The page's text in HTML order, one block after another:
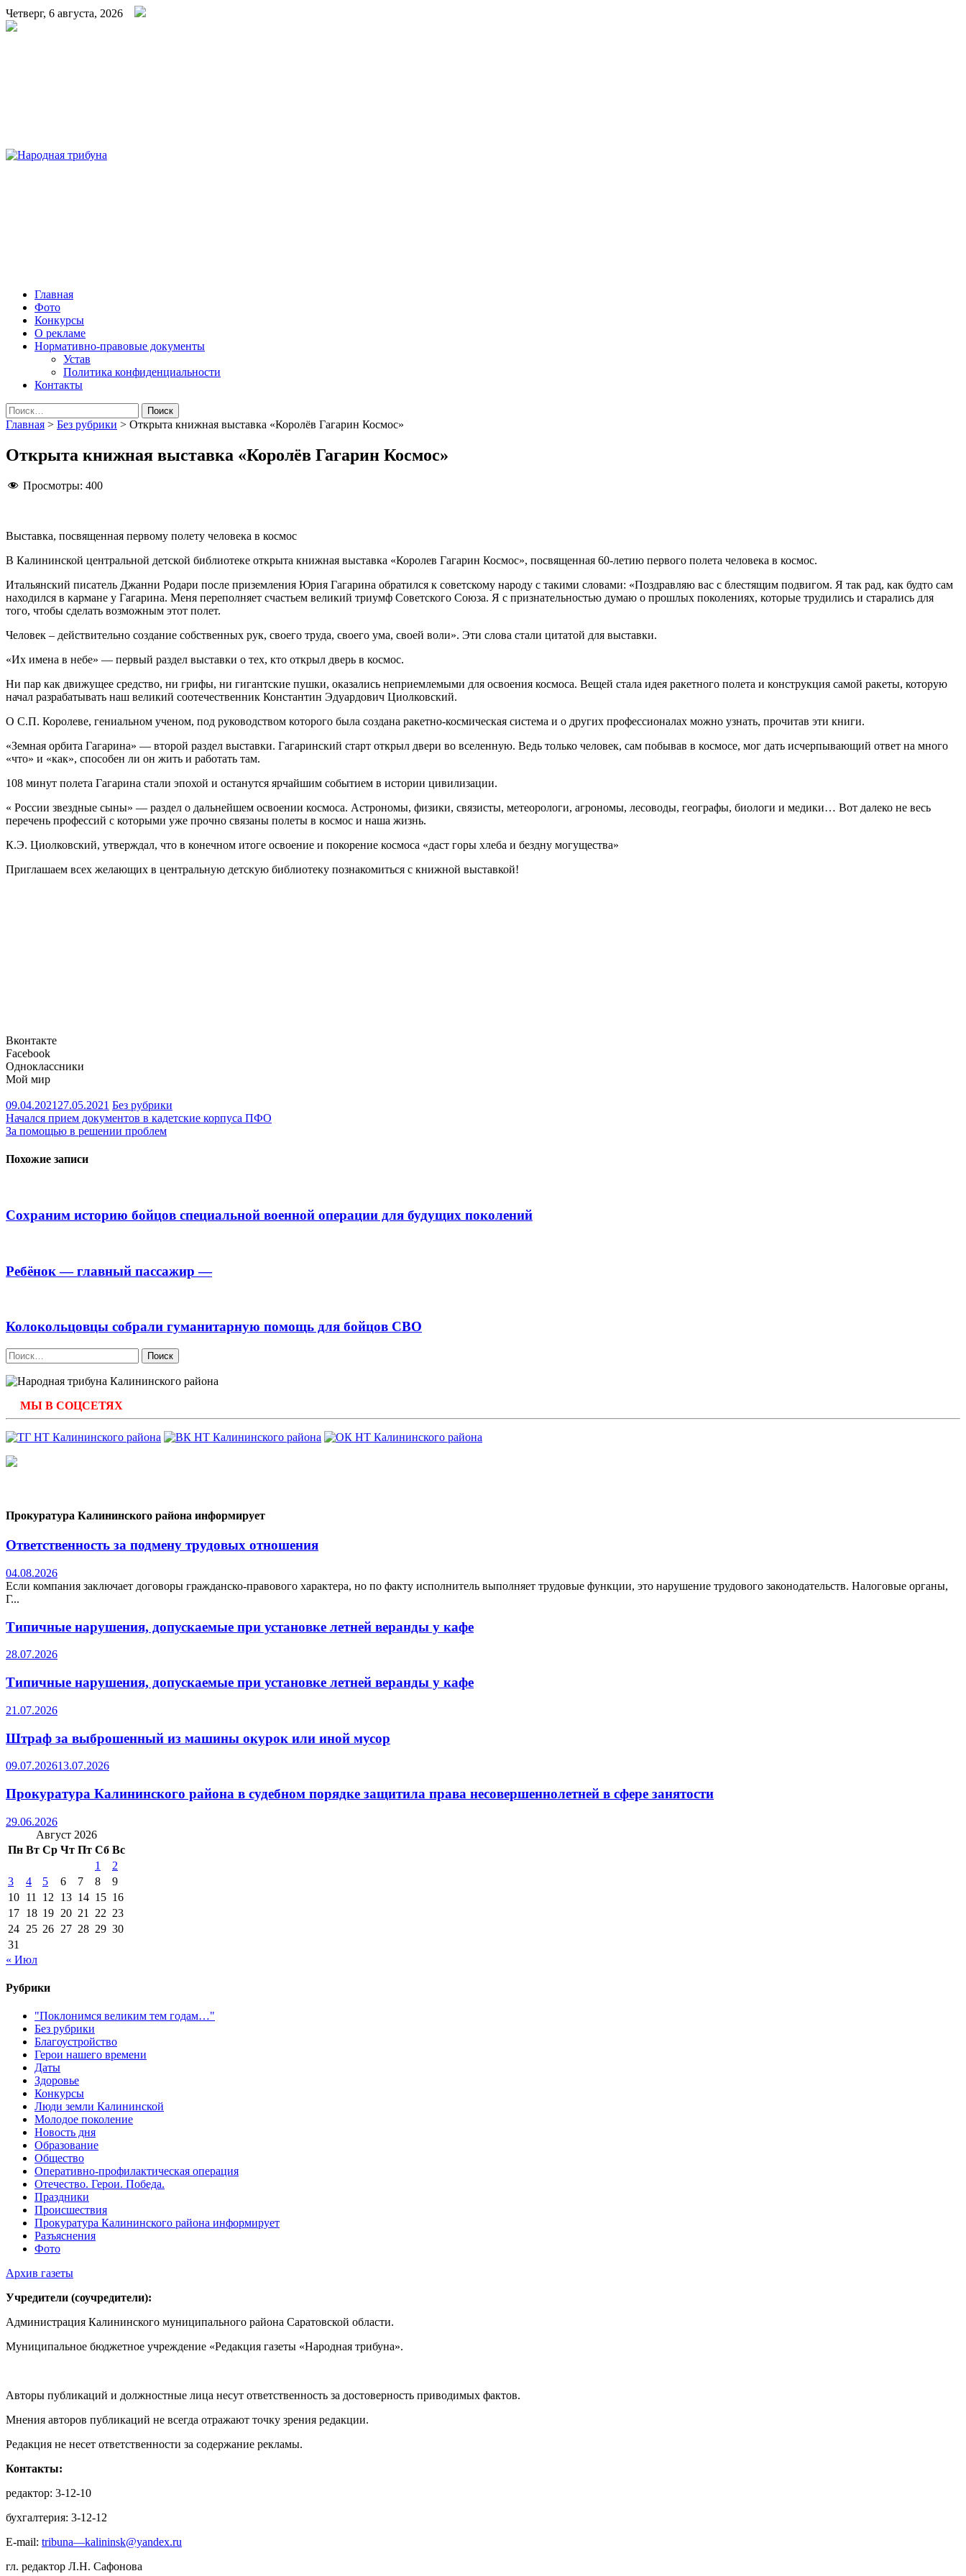
Четверг, 6 августа, 2026
Народная трибуна
Калининская районная газета
Главная
Фото
Конкурсы
О рекламе
Нормативно-правовые документы
Устав
Политика конфиденциальности
Контакты
Найти:
Главная > Без рубрики > Открыта книжная выставка «Королёв Гагарин Космос»
Открыта книжная выставка «Королёв Гагарин Космос»
Просмотры: 400
Выставка, посвященная первому полету человека в космос
В Калининской центральной детской библиотеке открыта книжная выставка «Королев Гагарин Космос», посвященная 60-летию первого полета человека в космос.
Итальянский писатель Джанни Родари после приземления Юрия Гагарина обратился к советскому народу с такими словами: «Поздравляю вас с блестящим подвигом. Я так рад, как будто сам
находился в кармане у Гагарина. Меня переполняет счастьем великий триумф Советского Союза. Я с признательностью думаю о прошлых поколениях, которые трудились и старались для
того, чтобы сделать возможным этот полет.
Человек – действительно создание собственных рук, своего труда, своего ума, своей воли». Эти слова стали цитатой для выставки.
«Их имена в небе» — первый раздел выставки о тех, кто открыл дверь в космос.
Ни пар как движущее средство, ни грифы, ни гигантские пушки, оказались неприемлемыми для освоения космоса. Вещей стала идея ракетного полета и конструкция самой ракеты, которую
начал разрабатывать наш великий соотечественник Константин Эдуардович Циолковский.
О С.П. Королеве, гениальном ученом, под руководством которого была создана ракетно-космическая система и о других профессионалах можно узнать, прочитав эти книги.
«Земная орбита Гагарина» — второй раздел выставки. Гагаринский старт открыл двери во вселенную. Ведь только человек, сам побывав в космосе, мог дать исчерпывающий ответ на много
«что» и «как», способен ли он жить и работать там.
108 минут полета Гагарина стали эпохой и останутся ярчайшим событием в истории цивилизации.
« России звездные сыны» — раздел о дальнейшем освоении космоса. Астрономы, физики, связисты, метеорологи, агрономы, лесоводы, географы, биологи и медики… Вот далеко не весь
перечень профессий с которыми уже прочно связаны полеты в космос и наша жизнь.
К.Э. Циолковский, утверждал, что в конечном итоге освоение и покорение космоса «даст горы хлеба и бездну могущества»
Приглашаем всех желающих в центральную детскую библиотеку познакомиться с книжной выставкой!
Вконтакте
Facebook
Одноклассники
Мой мир
09.04.2021 27.05.2021 Без рубрики
Навигация
по
записям
Начался прием документов в кадетские корпуса ПФО
За помощью в решении проблем
Похожие записи
Сохраним историю бойцов специальной военной операции для будущих поколений
Ребёнок — главный пассажир —
Колокольцовцы собрали гуманитарную помощь для бойцов СВО
Найти:
МЫ В СОЦСЕТЯХ
Прокуратура Калининского района информирует
Ответственность за подмену трудовых отношения
04.08.2026
Если компания заключает договоры гражданско-правового характера, но по факту исполнитель выполняет трудовые функции, это нарушение трудового законодательств. Налоговые органы,
Г...
Типичные нарушения, допускаемые при установке летней веранды у кафе
28.07.2026
Типичные нарушения, допускаемые при установке летней веранды у кафе
21.07.2026
Штраф за выброшенный из машины окурок или иной мусор
09.07.202613.07.2026
Прокуратура Калининского района в судебном порядке защитила права несовершеннолетней в сфере занятости
29.06.2026
Август 2026
Пн Вт Ср Чт Пт Сб Вс
1
2
3
4 5 6 7 8
9
10 11 12 13 14 15 16
17 18 19 20 21 22 23
24 25 26 27 28 29 30
31
« Июл
Рубрики
"Поклонимся великим тем годам…"
Без рубрики
Благоустройство
Герои нашего времени
Даты
Здоровье
Конкурсы
Люди земли Калининской
Молодое поколение
Новость дня
Образование
Общество
Оперативно-профилактическая операция
Отечество. Герои. Победа.
Праздники
Происшествия
Прокуратура Калининского района информирует
Разъяснения
Фото
Архив газеты
Учредители (соучредители):
Администрация Калининского муниципального района Саратовской области.
Муниципальное бюджетное учреждение «Редакция газеты «Народная трибуна».
Авторы публикаций и должностные лица несут ответственность за достоверность приводимых фактов.
Мнения авторов публикаций не всегда отражают точку зрения редакции.
Редакция не несет ответственности за содержание рекламы.
Контакты:
редактор: 3-12-10
бухгалтерия: 3-12-12
E-mail: tribuna—kalininsk@yandex.ru
гл. редактор Л.Н. Сафонова